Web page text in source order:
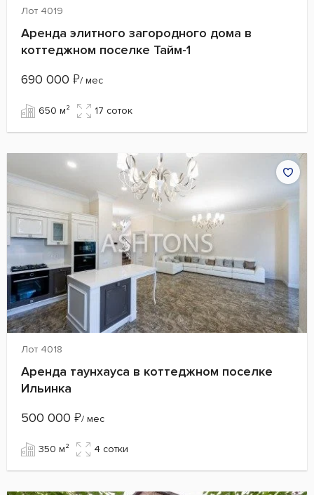
Лот 4019
Аренда элитного загородного дома в
коттеджном поселке Тайм-1
690 000 ₽/ мес
650 м² 17 cоток
Лот 4018
Аренда таунхауса в коттеджном поселке
Ильинка
500 000 ₽/ мес
350 м² 4 сотки